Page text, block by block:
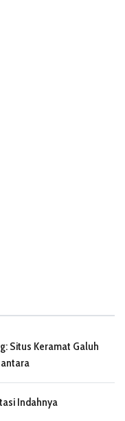
Situs Keramat Galuh
Indahnya